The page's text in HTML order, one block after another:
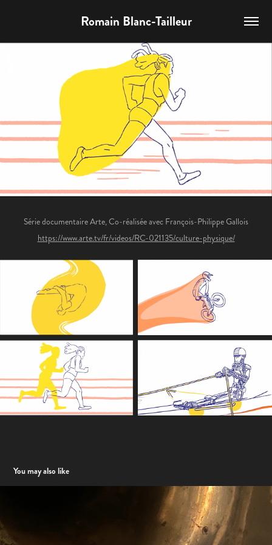
Romain Blanc-Tailleur
Série documentaire Arte, Co-réalisée avec François-Philippe Gallois
https://www.arte.tv/fr/videos/RC-021135/culture-physique/
You may also like